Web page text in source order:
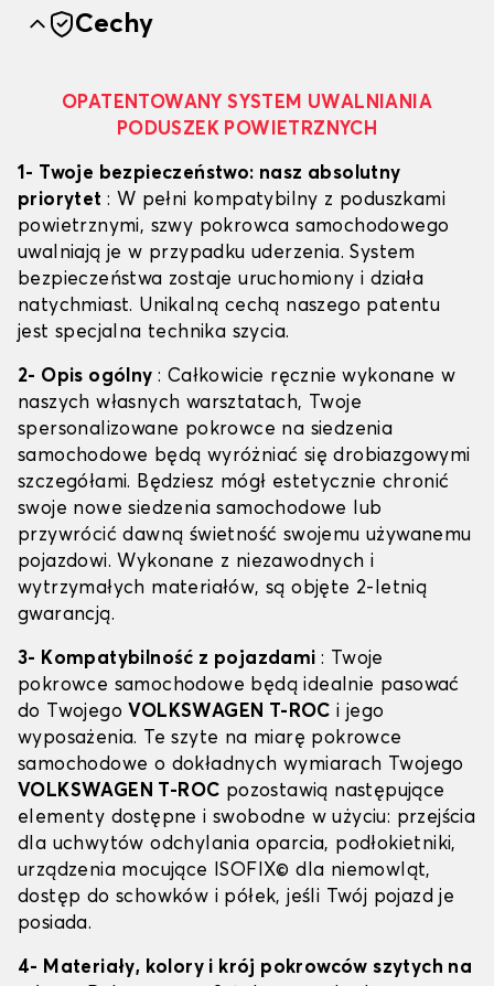
Cechy
OPATENTOWANY SYSTEM UWALNIANIA
PODUSZEK POWIETRZNYCH
1- Twoje bezpieczeństwo: nasz absolutny
priorytet: W pełni kompatybilny z poduszkami
powietrznymi, szwy pokrowca samochodowego
uwalniają je w przypadku uderzenia. System
bezpieczeństwa zostaje uruchomiony i działa
natychmiast. Unikalną cechą naszego patentu
jest specjalna technika szycia.
2- Opis ogólny : Całkowicie ręcznie wykonane w
naszych własnych warsztatach, Twoje
spersonalizowane pokrowce na siedzenia
samochodowe będą wyróżniać się drobiazgowymi
szczegółami. Będziesz mógł estetycznie chronić
swoje nowe siedzenia samochodowe lub
przywrócić dawną świetność swojemu używanemu
pojazdowi. Wykonane z niezawodnych i
wytrzymałych materiałów, są objęte 2-letnią
gwarancją.
3- Kompatybilność z pojazdami : Twoje
pokrowce samochodowe będą idealnie pasować
do Twojego VOLKSWAGEN T-ROC i jego
wyposażenia. Te szyte na miarę pokrowce
samochodowe o dokładnych wymiarach Twojego
VOLKSWAGEN T-ROC pozostawią następujące
elementy dostępne i swobodne w użyciu: przejścia
dla uchwytów odchylania oparcia, podłokietniki,
urządzenia mocujące ISOFIX© dla niemowląt,
dostęp do schowków i półek, jeśli Twój pojazd je
posiada.
4- Materiały, kolory i krój pokrowców szytych na